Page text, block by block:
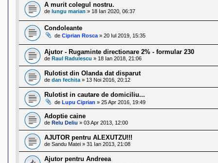
A murit colegul nostru.
de lungu marian » 18 Ian 2020, 06:37
Condoleante
de Ciprian Rosca » 20 Iul 2019, 15:35
Ajutor - Rugaminte directionare 2% - formular 230
de Raul Radulescu » 18 Ian 2018, 21:06
Rulotist din Olanda dat disparut
de dan fechita » 13 Noi 2016, 20:12
Rulotist in cautare de domiciliu...
de Lupu Ciprian » 25 Apr 2016, 19:49
Adoptie caine
de Relu Deliu » 03 Apr 2013, 12:00
AJUTOR pentru ALEXUTZU!!!
de Sandu Matei » 31 Ian 2013, 21:08
Ajutor pentru Andreea